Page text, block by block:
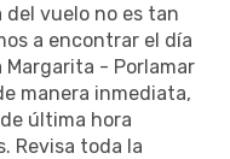
vuelo no es tan
a encontrar el día
Margarita - Porlamar
manera inmediata,
última hora
Revisa toda la